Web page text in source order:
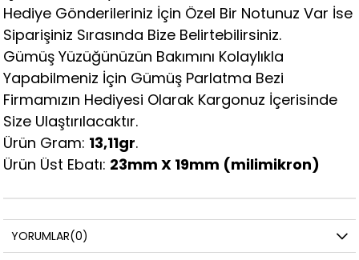
Hediye Gönderileriniz İçin Özel Bir Notunuz Var İse
Siparişiniz Sırasında Bize Belirtebilirsiniz.
Gümüş Yüzüğünüzün Bakımını Kolaylıkla
Yapabilmeniz İçin Gümüş Parlatma Bezi
Firmamızın Hediyesi Olarak Kargonuz İçerisinde
Size Ulaştırılacaktır.
Ürün Gram: 13,11gr.
Ürün Üst Ebatı: 23mm X 19mm (milimikron)
YORUMLAR(0)